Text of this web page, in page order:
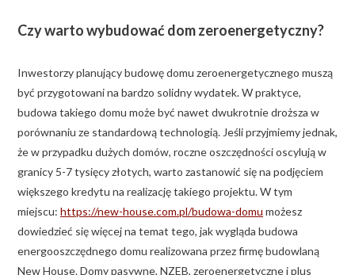
Czy warto wybudować dom zeroenergetyczny?
Inwestorzy planujący budowę domu zeroenergetycznego muszą
być przygotowani na bardzo solidny wydatek. W praktyce,
budowa takiego domu może być nawet dwukrotnie droższa w
porównaniu ze standardową technologią. Jeśli przyjmiemy jednak,
że w przypadku dużych domów, roczne oszczędności oscylują w
granicy 5-7 tysięcy złotych, warto zastanowić się na podjęciem
większego kredytu na realizację takiego projektu. W tym
miejscu: https://new-house.com.pl/budowa-domu możesz
dowiedzieć się więcej na temat tego, jak wygląda budowa
energooszczędnego domu realizowana przez firmę budowlaną
New House. Domy pasywne, NZEB, zeroenergetyczne i plus